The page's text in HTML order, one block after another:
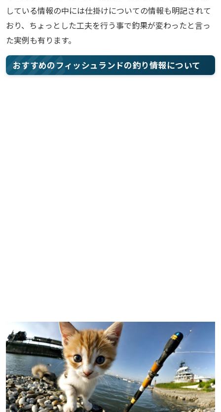
している情報の中には仕掛けについての情報も明記されて
おり、ちょっとした工夫を行う事で釣果が変わったと言っ
た実例も有ります。
おすすめのフィッシュランドの釣り情報について